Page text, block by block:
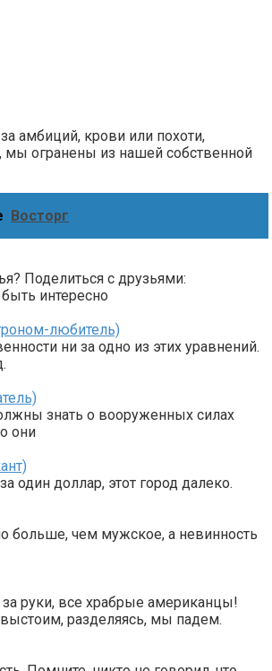
амбиций, крови или похоти,
мы огранены из нашей собственной
Восторг
Поделиться с друзьями:
интересно
любитель)
ни за одно из этих уравнений.
знать о вооруженных силах
они
один доллар, этот город далеко.
больше, чем мужское, а невинность
за руки, все храбрые американцы!
разделяясь, мы падем.